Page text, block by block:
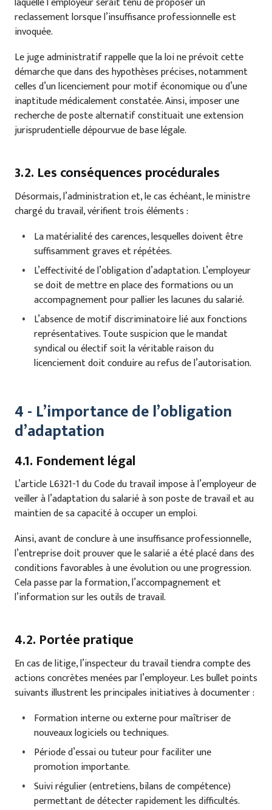
reclassement lorsque l’insuffisance professionnelle est
invoquée.
Le juge administratif rappelle que la loi ne prévoit cette
démarche que dans des hypothèses précises, notamment
celles d’un licenciement pour motif économique ou d’une
inaptitude médicalement constatée. Ainsi, imposer une
recherche de poste alternatif constituait une extension
jurisprudentielle dépourvue de base légale.
3.2. Les conséquences procédurales
Désormais, l’administration et, le cas échéant, le ministre
chargé du travail, vérifient trois éléments :
La matérialité des carences, lesquelles doivent être
suffisamment graves et répétées.
L’effectivité de l’obligation d’adaptation. L’employeur
se doit de mettre en place des formations ou un
accompagnement pour pallier les lacunes du salarié.
L’absence de motif discriminatoire lié aux fonctions
représentatives. Toute suspicion que le mandat
syndical ou électif soit la véritable raison du
licenciement doit conduire au refus de l’autorisation.
4 - L’importance de l’obligation
d’adaptation
4.1. Fondement légal
L’article L6321-1 du Code du travail impose à l’employeur de
veiller à l’adaptation du salarié à son poste de travail et au
maintien de sa capacité à occuper un emploi.
Ainsi, avant de conclure à une insuffisance professionnelle,
l’entreprise doit prouver que le salarié a été placé dans des
conditions favorables à une évolution ou une progression.
Cela passe par la formation, l’accompagnement et
l’information sur les outils de travail.
4.2. Portée pratique
En cas de litige, l’inspecteur du travail tiendra compte des
actions concrètes menées par l’employeur. Les bullet points
suivants illustrent les principales initiatives à documenter :
Formation interne ou externe pour maîtriser de
nouveaux logiciels ou techniques.
Période d’essai ou tuteur pour faciliter une
promotion importante.
Suivi régulier (entretiens, bilans de compétence)
permettant de détecter rapidement les difficultés.